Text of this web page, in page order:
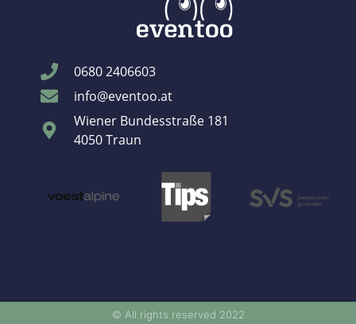
0680 2406603
info@eventoo.at
Wiener Bundesstraße 181
4050 Traun
© All rights reserved 2022